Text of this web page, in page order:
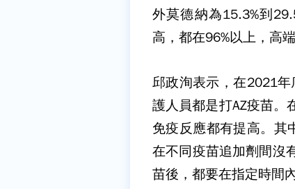
外莫德納為15.3%到
高，都在96%以上，高端
邱政洵表示，在2021
護人員都是打AZ疫苗。
免疫反應都有提高。其
在不同疫苗追加劑間沒
苗後，都要在指定時間